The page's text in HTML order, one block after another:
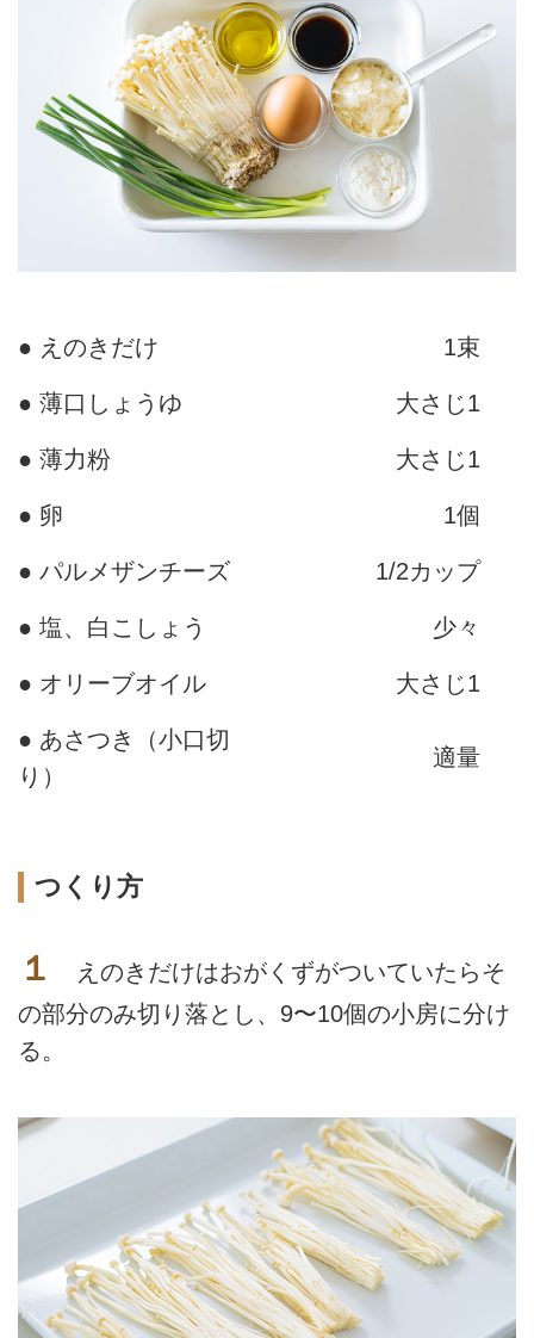
● えのきだけ 1束
● 薄口しょうゆ 大さじ1
● 薄力粉 大さじ1
● 卵 1個
● パルメザンチーズ 1/2カップ
● 塩、白こしょう 少々
● オリーブオイル 大さじ1
● あさつき（小口切
り）
適量
つくり方
１
えのきだけはおがくずがついていたらそ
の部分のみ切り落とし、9〜10個の小房に分け
る。